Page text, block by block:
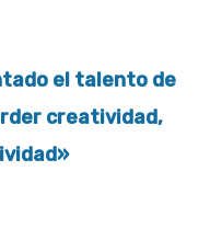
el talento de
creatividad,